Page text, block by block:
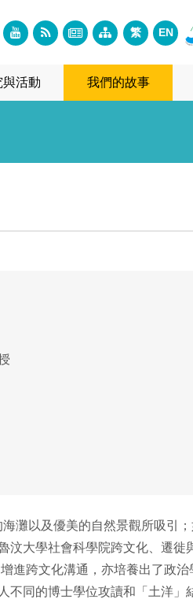
繁 EN
與活動 我們的故事
灘以及優美的自然景觀所吸引
大學社會科學院跨文化、遷徙
進跨文化溝通，亦培養出了政
同的博士學位攻讀和「土洋」